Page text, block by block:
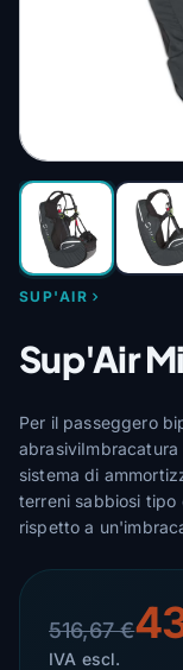
SUP'AIR
Sup'Air
Per il passeggero
sistema di
terreni sabbiosi tipo
rispetto a
516,67 €
IVA escl.